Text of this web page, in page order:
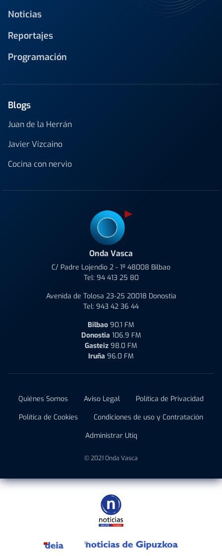
Noticias
Reportajes
Programación
Blogs
Juan de la Herrán
Javier Vizcaino
Cocina con nervio
Onda Vasca
C/ Padre Lojendio 2 - 1º 48008 Bilbao
Tel: 94 413 25 80
Avenida de Tolosa 23-25 20018 Donostia
Tel: 943 42 36 44
Bilbao 90.1 FM
Donostia 106.9 FM
Gasteiz 98.0 FM
Iruña 96.0 FM
Quiénes Somos Aviso Legal
Política de Privacidad
Política de Cookies
Condiciones de uso y Contratación
Administrar Utiq
© 2021 Onda Vasca